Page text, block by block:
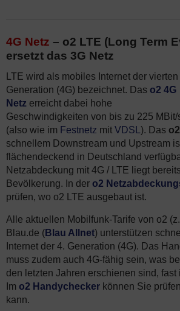
4G Netz – o2 LTE (Long Term
ersetzt das 3G Netz
LTE wird als mobiles Internet der vierten
Generation (4G) bezeichnet. Das o2 4G
Netz erreicht dabei hohe
Geschwindigkeiten von bis zu 225 MBit/
(also wie im Festnetz mit VDSL ). Das
schnellem Downstream und Upstream
flächendeckend in Deutschland
Netzabdeckung mit 4G / LTE liegt
Bevölkerung. In der o2
prüfen, wo o2 LTE ausgebaut ist.
Alle aktuellen Mobilfunk-Tarife von o2
Blau.de (Blau Allnet) unterstützen
Internet der 4. Generation (4G). Das
muss zudem auch 4G-fähig sein, was
den letzten Jahren erschienen sind, fast
Im o2 Handychecker können Sie
kann.